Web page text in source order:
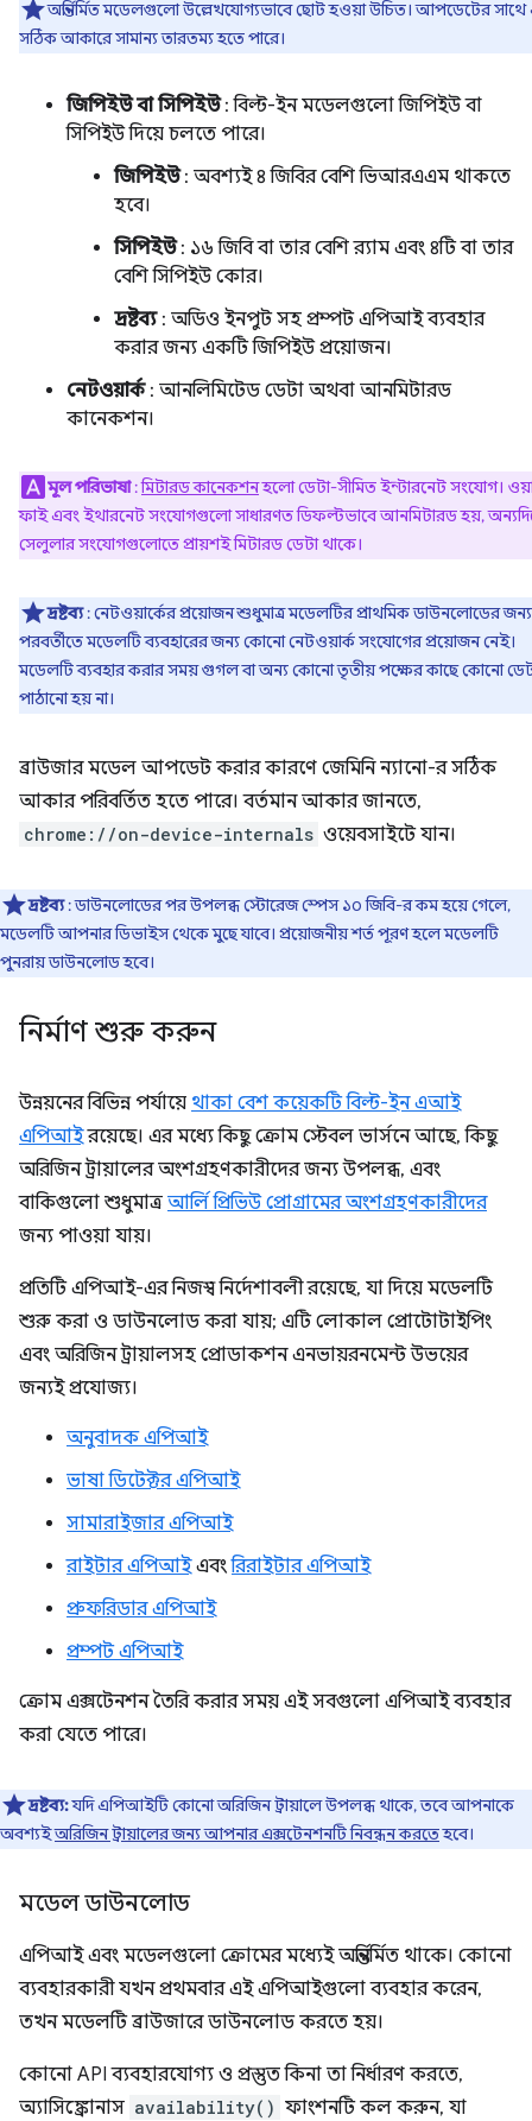
অন্তর্নির্মিত মডেলগুলো উল্লেখযোগ্যভাবে ছোট হওয়া উচিত। আপডেটের
সঠিক আকারে সামান্য তারতম্য হতে পারে।
জিপিইউ বা সিপিইউ: বিল্ট-ইন মডেলগুলো জিপিইউ বা
সিপিইউ দিয়ে চলতে পারে।
জিপিইউ: অবশ্যই ৪ জিবির বেশি ভিআরএএম থাকতে
হবে।
সিপিইউ: ১৬ জিবি বা তার বেশি র‍্যাম এবং ৪টি বা তার
বেশি সিপিইউ কোর।
দ্রষ্টব্য: অডিও ইনপুট সহ প্রম্পট এপিআই ব্যবহার
করার জন্য একটি জিপিইউ প্রয়োজন।
নেটওয়ার্ক: আনলিমিটেড ডেটা অথবা আনমিটারড
কানেকশন।
মূল পরিভাষা:মিটারড কানেকশনহলো ডেটা-সীমিত ইন্টারনেট সংযোগ।
ফাই এবং ইথারনেট সংযোগগুলো সাধারণত ডিফল্টভাবে আনমিটারড হয়,
সেলুলার সংযোগগুলোতে প্রায়শই মিটারড ডেটা থাকে।
দ্রষ্টব্য: নেটওয়ার্কের প্রয়োজন শুধুমাত্র মডেলটির প্রাথমিক ডাউনলোডের
পরবর্তীতে মডেলটি ব্যবহারের জন্য কোনো নেটওয়ার্ক সংযোগের প্রয়োজন নেই।
মডেলটি ব্যবহার করার সময় গুগল বা অন্য কোনো তৃতীয় পক্ষের কাছে কোনো
পাঠানো হয় না।
ব্রাউজার মডেল আপডেট করার কারণে জেমিনি ন্যানো-র সঠিক
আকার পরিবর্তিত হতে পারে। বর্তমান আকার জানতে,
chrome://on-device-internals ওয়েবসাইটে যান।
দ্রষ্টব্য: ডাউনলোডের পর উপলব্ধ স্টোরেজ স্পেস ১০ জিবি-র কম হয়ে গেলে,
মডেলটি আপনার ডিভাইস থেকে মুছে যাবে। প্রয়োজনীয় শর্ত পূরণ হলে মডেলটি
পুনরায় ডাউনলোড হবে।
নির্মাণ শুরু করুন
উন্নয়নের বিভিন্ন পর্যায়ে থাকা বেশ কয়েকটি বিল্ট-ইন এআই
এপিআইরয়েছে। এর মধ্যে কিছু ক্রোম স্টেবল ভার্সনে আছে, কিছু
অরিজিন ট্রায়ালের অংশগ্রহণকারীদের জন্য উপলব্ধ, এবং
বাকিগুলো শুধুমাত্র আর্লি প্রিভিউ প্রোগ্রামের অংশগ্রহণকারীদের
জন্য পাওয়া যায়।
প্রতিটি এপিআই-এর নিজস্ব নির্দেশাবলী রয়েছে, যা দিয়ে মডেলটি
শুরু করা ও ডাউনলোড করা যায়; এটি লোকাল প্রোটোটাইপিং
এবং অরিজিন ট্রায়ালসহ প্রোডাকশন এনভায়রনমেন্ট উভয়ের
জন্যই প্রযোজ্য।
অনুবাদক এপিআই
ভাষা ডিটেক্টর এপিআই
সামারাইজার এপিআই
রাইটার এপিআইএবংরিরাইটার এপিআই
প্রুফরিডার এপিআই
প্রম্পট এপিআই
ক্রোম এক্সটেনশন তৈরি করার সময় এই সবগুলো এপিআই ব্যবহার
করা যেতে পারে।
দ্রষ্টব্য:যদি এপিআইটি কোনো অরিজিন ট্রায়ালে উপলব্ধ থাকে, তবে আপনাকে
অবশ্যইঅরিজিন ট্রায়ালের জন্য আপনার এক্সটেনশনটি নিবন্ধন করতেহবে।
মডেল ডাউনলোড
এপিআই এবং মডেলগুলো ক্রোমের মধ্যেই অন্তর্নির্মিত থাকে। কোনো
ব্যবহারকারী যখন প্রথমবার এই এপিআইগুলো ব্যবহার করেন,
তখন মডেলটি ব্রাউজারে ডাউনলোড করতে হয়।
কোনো API ব্যবহারযোগ্য ও প্রস্তুত কিনা তা নির্ধারণ করতে,
অ্যাসিঙ্ক্রোনাস availability() ফাংশনটি কল করুন, যা